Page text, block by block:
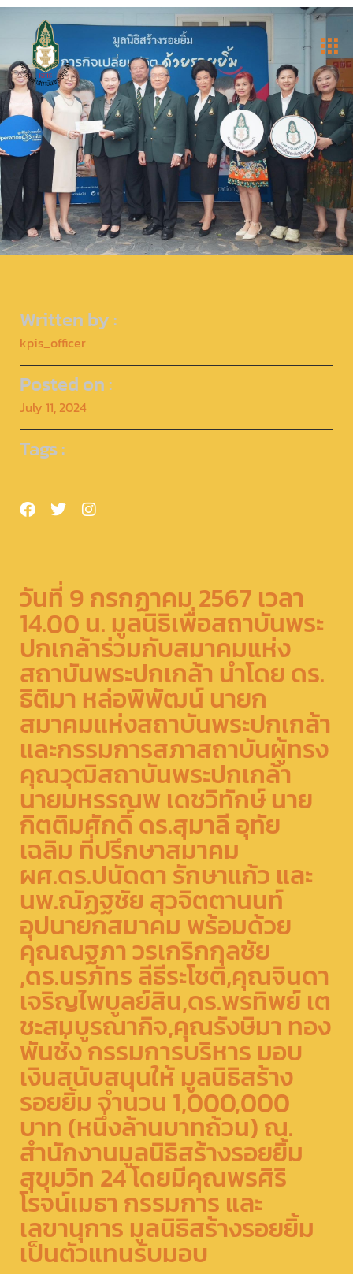
Written by :
kpis_officer
Posted on :
July 11, 2024
Tags :
วันที่​ 9​ กรกฏาคม​ 2567 เวลา​
14.00​ น.​ มูลนิธิเพื่อสถาบันพระ
ปกเกล้าร่วมกับสมาคมแห่ง
สถาบันพระปกเกล้า นำโดย​ ดร.​
ธิติมา​ หล่อพิพัฒน์​ นายก
สมาคมแห่งสถาบันพระปกเกล้า
และกรรมการสภาสถาบันผู้ทรง
คุณวุฒิสถาบันพระปกเกล้า​
นายมหรรณพ เดชวิทักษ์​ นาย
กิตติมศักดิ์ ดร.สุมาลี อุทัย
เฉลิม ที่ปรึกษาสมาคม
ผศ.ดร.ปนัดดา รักษาแก้ว และ
นพ.ณัฏฐชัย สุวจิตตานนท์
อุปนายกสมาคม พร้อมด้วย
คุณณฐภา วรเกริกกุลชัย
,ดร.นรภัทร ลีธีระโชติ,คุณจินดา
เจริญไพบูลย์สิน,ดร.​พรทิพย์​ เต
ชะสมบูรณากิจ​,คุณรังษิมา ทอง
พันชั่ง กรรมการบริหาร​ มอบ
เงินสนับสนุนให้ มูลนิธิสร้าง
รอยยิ้ม​ จำนวน 1,000,000​
บาท​ (หนึ่งล้านบาทถ้วน)​ ณ.​
สำนักงานมูลนิธิสร้างรอยยิ้ม​
สุขุมวิท 24​ โดยมีคุณพรศิริ
โรจน์เมธา กรรมการ และ
เลขานุการ มูลนิธิสร้างรอยยิ้ม
เป็นตัวแทนรับมอบ